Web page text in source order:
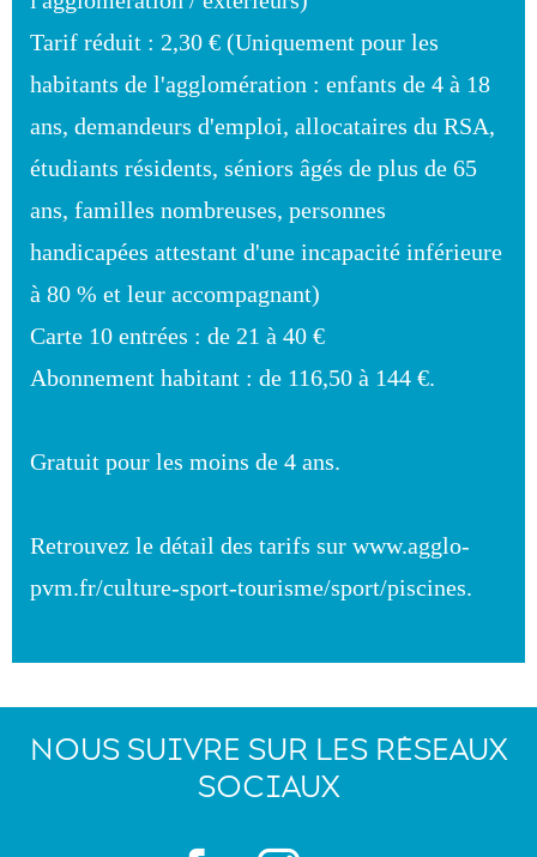
Tarif réduit : 2,30 € (Uniquement pour les
habitants de l'agglomération : enfants de 4 à 18
ans, demandeurs d'emploi, allocataires du RSA,
étudiants résidents, séniors âgés de plus de 65
ans, familles nombreuses, personnes
handicapées attestant d'une incapacité inférieure
à 80 % et leur accompagnant)
Carte 10 entrées : de 21 à 40 €
Abonnement habitant : de 116,50 à 144 €.
Gratuit pour les moins de 4 ans.
Retrouvez le détail des tarifs sur www.agglo-
pvm.fr/culture-sport-tourisme/sport/piscines.
NOUS SUIVRE SUR LES RÉSEAUX
SOCIAUX